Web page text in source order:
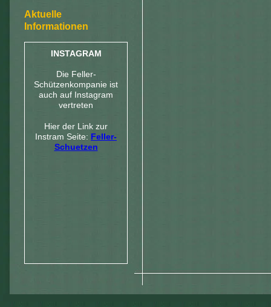
Aktuelle
Informationen
INSTAGRAM
Die Feller-
Schützenkompanie ist
auch auf Instagram
vertreten
Hier der Link zur
Instram Seite: Feller-
Schuetzen